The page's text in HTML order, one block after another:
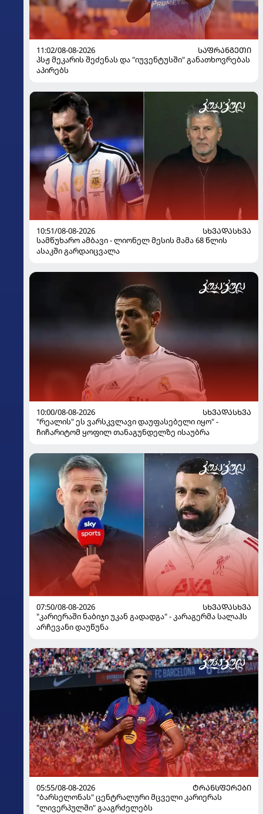
11:02/08-08-2026
ᲡᲐᲤᲠᲐᲜᲒᲔᲗᲘ
პსჟ მეკარის შეძენას და "იუვენტუსში" განათხოვრებას
აპირებს
10:51/08-08-2026
ᲡᲮᲕᲐᲓᲐᲡᲮᲕᲐ
სამწუხარო ამბავი - ლიონელ მესის მამა 68 წლის
ასაკში გარდაიცვალა
10:00/08-08-2026
ᲡᲮᲕᲐᲓᲐᲡᲮᲕᲐ
"რეალის" ეს ვარსკვლავი დაუფასებელი იყო" -
ჩიჩარიტომ ყოფილ თანაგუნდელზე ისაუბრა
07:50/08-08-2026
ᲡᲮᲕᲐᲓᲐᲡᲮᲕᲐ
"კარიერაში ნაბიჯი უკან გადადგა" - კარაგერმა სალაჰს
არჩევანი დაუწუნა
05:55/08-08-2026
ᲢᲠᲐᲜᲡᲤᲔᲠᲔᲑᲘ
"ბარსელონას" ცენტრალური მცველი კარიერას
"ლივერპულში" გააგრძელებს